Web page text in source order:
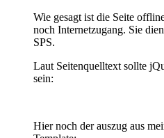
Wie gesagt ist die Seite
noch Internetzugang. Sie
SPS.
Laut Seitenquelltext sollte
sein:
Hier noch der auszug aus